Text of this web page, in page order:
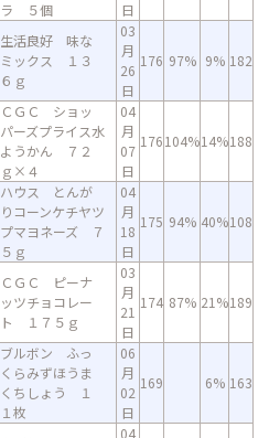
ラ ５個
日
生活良好 味な
ミックス １３
６ｇ
03
月
26
日
176 97% 9% 182
ＣＧＣ ショッ
パーズプライス水
ようかん ７２
ｇ×４
04
月
07
日
176104%14%188
ハウス とんが
りコーンケチヤツ
プマヨネーズ ７
５ｇ
04
月
18
日
175 94% 40%108
ＣＧＣ ピーナ
ッツチョコレー
ト １７５ｇ
03
月
21
日
174 87% 21%189
ブルボン ふっ
くらみずほうま
くちしょう １
１枚
06
月
02
日
169 6% 163
04